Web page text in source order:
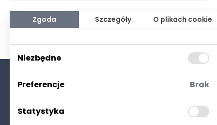
Polityka prywatności
Zgoda Szczegóły O plikach cookie
Niezbędne
Preferencje Brak
Statystyka